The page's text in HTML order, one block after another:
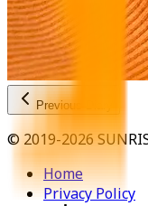
Previous Diary
© 2019-2026
Home
Privacy Policy